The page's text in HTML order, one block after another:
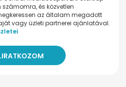
és közvetlen
az általam megadott
vagy üzleti partnerei ajánlatával.